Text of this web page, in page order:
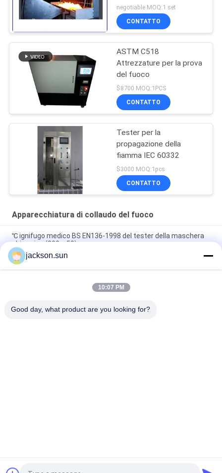
dell'apparecchiatura di
collaudo del fuoco per la
diffusione della pila
negotiable MOQ:1 set
CONTATTO
ASTM C518
Attrezzature per la prova
del fuoco
$8700 MOQ:1PCS
CONTATTO
Tester per la
propagazione della
fiamma IEC 60332
$3000 MOQ:1pcs
CONTATTO
Apparecchiatura di collaudo del fuoco
℃ ignifugo medico BS EN136-1998 del tester della maschera
chirurgica (800 ± 50)
Iso 1133 ASTM D1238 della termoplastica della MVR del
tester MFR di indice di flusso della colata 100~450℃
Propagazione della fiamma della pila solare & l'IEC 61730-2
jackson.sun
10:07 PM
Good day, what product are you looking for?